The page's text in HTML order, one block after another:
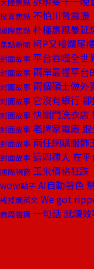
投資焦點 不怕川普震
國際焦點 朴槿惠風暴
焦點新聞 柯P又接爛尾
封面故事 平台吞噬全世
封面故事 兩岸最懂平台
封面故事 兩個碩士做外
封面故事 它沒有銀行
封面故事 快關門洗衣店
封面故事 老牌家電廠 跟
封面故事 兩任網購服飾
封面故事 這四種人 在
國際視窗 玉米價格狂
WOW!點子 AI自動著色
戒掉爛英文 We got
商周書摘 一句話 就讓